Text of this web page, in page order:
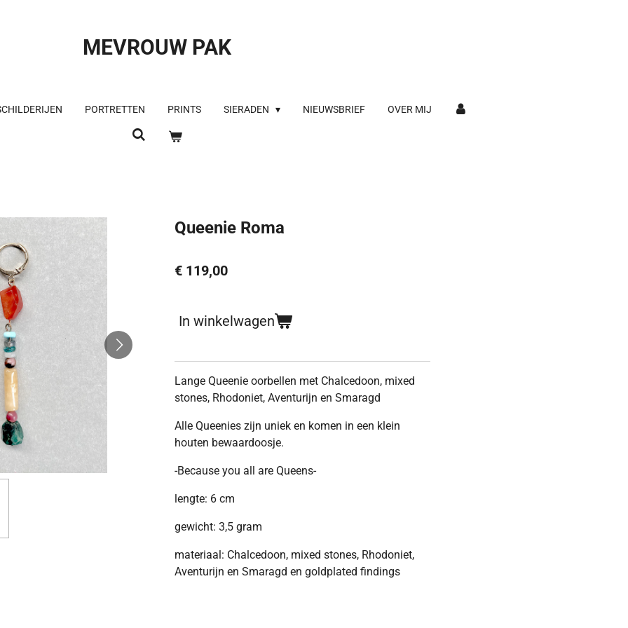
MEVROUW PAK
PORTRETTEN PRINTS SIERADEN NIEUWSBRIEF OVER MIJ
Queenie Roma
€ 119,00
In winkelwagen
Lange Queenie oorbellen met Chalcedoon, mixed
stones, Rhodoniet, Aventurijn en Smaragd
Alle Queenies zijn uniek en komen in een klein
houten bewaardoosje.
-Because you all are Queens-
lengte: 6 cm
gewicht: 3,5 gram
materiaal: Chalcedoon, mixed stones, Rhodoniet,
Aventurijn en Smaragd en goldplated findings